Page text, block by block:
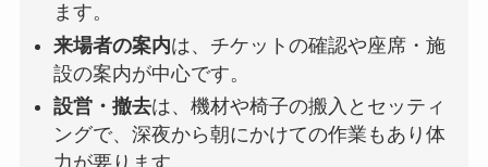
ます。
来場者の案内は、チケットの確認や座席・施
設の案内が中心です。
設営・撤去は、機材や椅子の搬入とセッティ
ングで、深夜から朝にかけての作業もあり体
力が要ります。